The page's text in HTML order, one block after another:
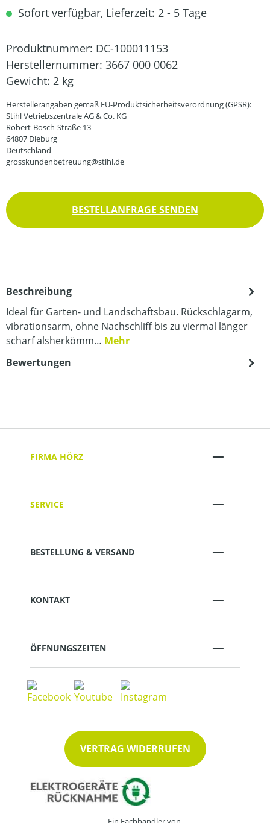
Sofort verfügbar, Lieferzeit: 2 - 5 Tage
Produktnummer: DC-100011153
Herstellernummer: 3667 000 0062
Gewicht: 2 kg
Herstellerangaben gemäß EU-Produktsicherheitsverordnung (GPSR):
Stihl Vetriebszentrale AG & Co. KG
Robert-Bosch-Straße 13
64807 Dieburg
Deutschland
grosskundenbetreuung@stihl.de
BESTELLANFRAGE SENDEN
Beschreibung
Ideal für Garten- und Landschaftsbau. Rückschlagarm,
vibrationsarm, ohne Nachschliff bis zu viermal länger
scharf alsherkömm… Mehr
Bewertungen
FIRMA HÖRZ
SERVICE
BESTELLUNG & VERSAND
KONTAKT
ÖFFNUNGSZEITEN
VERTRAG WIDERRUFEN